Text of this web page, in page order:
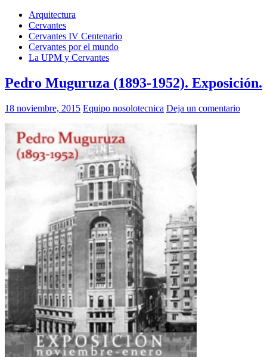
Compartir
Arquitectura
Cervantes
Cervantes IV Centenario
Cervantes por el mundo
La UPM y Cervantes
Pedro Muguruza (1893-1952). Exposición.
18 noviembre, 2015 Equipo nosolotecnica Deja un comentario